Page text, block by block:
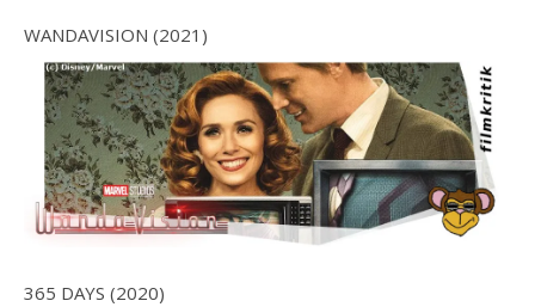
WANDAVISION (2021)
365 DAYS (2020)